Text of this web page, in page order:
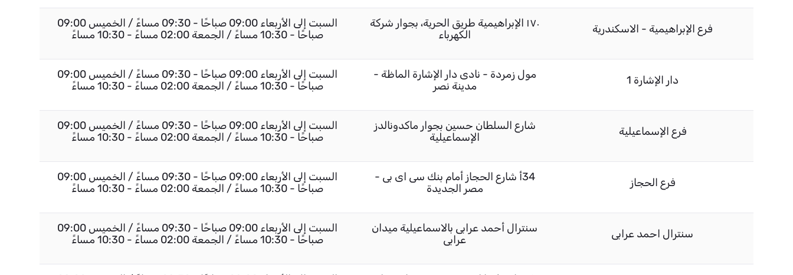
فرع الإبراهيمية - الاسكندرية
١٧٠ الإبراهيمية طريق الحرية، بجوار شركة
الكهرباء
السبت إلى الأربعاء 09:00 صباحًا - 09:30 مساءً / الخميس 09:00
صباحًا - 10:30 مساءً / الجمعة 02:00 مساءً - 10:30 مساءً
دار الإشارة 1
مول زمردة - نادى دار الإشارة الماظة -
مدينة نصر
السبت إلى الأربعاء 09:00 صباحًا - 09:30 مساءً / الخميس 09:00
صباحًا - 10:30 مساءً / الجمعة 02:00 مساءً - 10:30 مساءً
فرع الإسماعيلية
شارع السلطان حسين بجوار ماكدونالدز
الإسماعيلية
السبت إلى الأربعاء 09:00 صباحًا - 09:30 مساءً / الخميس 09:00
صباحًا - 10:30 مساءً / الجمعة 02:00 مساءً - 10:30 مساءً
فرع الحجاز
34أ شارع الحجاز أمام بنك سى اى بى -
مصر الجديدة
السبت إلى الأربعاء 09:00 صباحًا - 09:30 مساءً / الخميس 09:00
صباحًا - 10:30 مساءً / الجمعة 02:00 مساءً - 10:30 مساءً
سنترال احمد عرابى
سنترال أحمد عرابى بالاسماعيلية ميدان
عرابى
السبت إلى الأربعاء 09:00 صباحًا - 09:30 مساءً / الخميس 09:00
صباحًا - 10:30 مساءً / الجمعة 02:00 مساءً - 10:30 مساءً